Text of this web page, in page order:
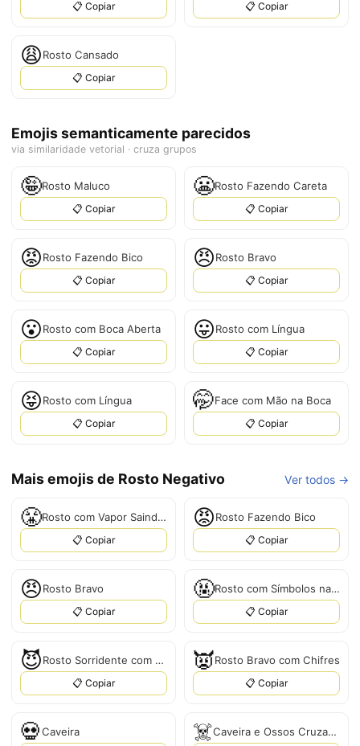
📋 Copiar 📋 Copiar
😩Rosto Cansado
📋 Copiar
Emojis semanticamente parecidos
via similaridade vetorial · cruza grupos
🤪Rosto Maluco
📋 Copiar
😬Rosto Fazendo Careta
📋 Copiar
😡Rosto Fazendo Bico
📋 Copiar
😠Rosto Bravo
📋 Copiar
😮Rosto com Boca Aberta
📋 Copiar
😛Rosto com Língua
📋 Copiar
😝Rosto com Língua
📋 Copiar
🤭Face com Mão na Boca
📋 Copiar
Mais emojis de Rosto Negativo Ver todos →
😤 Rosto com Vapor Saindo do Nariz
📋 Copiar
😡Rosto Fazendo Bico
📋 Copiar
😠Rosto Bravo
📋 Copiar
🤬 Rosto com Símbolos na Boca
📋 Copiar
😈 Rosto Sorridente com Chifres
📋 Copiar
👿Rosto Bravo com Chifres
📋 Copiar
💀Caveira ☠️ Caveira e Ossos Cruzados